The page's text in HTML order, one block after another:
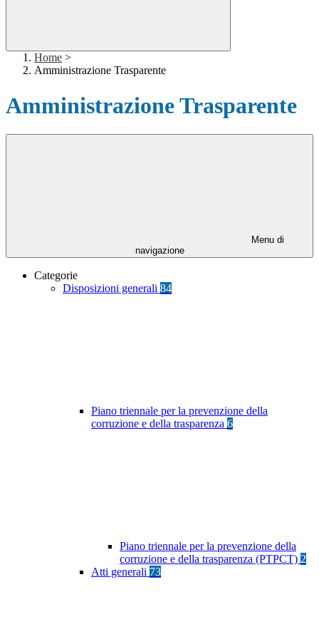
Home >
Amministrazione Trasparente
Amministrazione Trasparente
Menu di
navigazione
Categorie
Disposizioni generali 84
Piano triennale per la prevenzione della
corruzione e della trasparenza 6
Piano triennale per la prevenzione della
corruzione e della trasparenza (PTPCT) 2
Atti generali 73